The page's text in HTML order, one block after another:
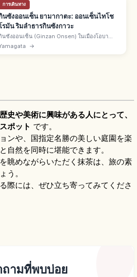
การเดินทาง
นซังออนเซ็น ยามากาตะ: ออนเซ็นไทโช
รมัน ริมลำธารกินซังกาวะ
นซังออนเซ็น (Ginzan Onsen) ในเมืองโอบา
าซาวะ จ.ยามากาตะ เมืองออนเซ็นบรรยากาศไท
โชโรมัน เรียวกังไม้ริมลำธารกินซังกาวะ แสงไฟยาม
→
史や美術に興味がある人にとって、
ポット です。
ンや、国指定名勝の美しい庭園を楽
自然を同時に堪能できます。
眺めながらいただく抹茶は、旅の素
う。
際には、ぜひ立ち寄ってみてくださ
ถามที่พบบ่อย